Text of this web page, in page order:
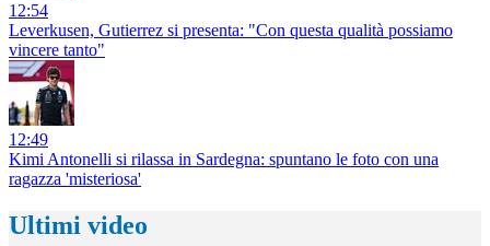
12:54
Leverkusen, Gutierrez si presenta: "Con questa qualità possiamo
vincere tanto"
12:49
Kimi Antonelli si rilassa in Sardegna: spuntano le foto con una
ragazza 'misteriosa'
Ultimi video